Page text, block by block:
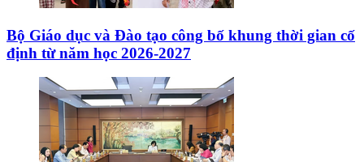
Bộ Giáo dục và Đào tạo công bố khung thời gian cố
định từ năm học 2026-2027